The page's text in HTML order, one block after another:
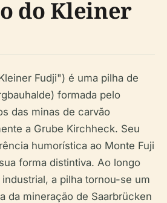
do Kleiner
Fudji") é uma pilha de
formada pelo
das minas de carvão
a Grube Kirchheck. Seu
humorística ao Monte Fuji
forma distintiva. Ao longo
a pilha tornou-se um
da mineração de Saarbrücken